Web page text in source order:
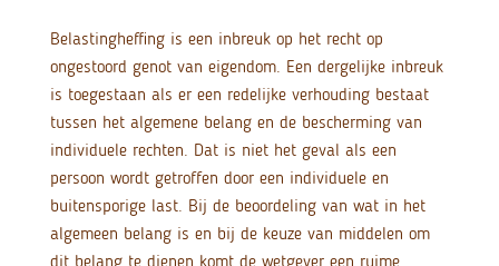
Belastingheffing is een inbreuk op het recht op
ongestoord genot van eigendom. Een dergelijke inbreuk
is toegestaan als er een redelijke verhouding bestaat
tussen het algemene belang en de bescherming van
individuele rechten. Dat is niet het geval als een
persoon wordt getroffen door een individuele en
buitensporige last. Bij de beoordeling van wat in het
algemeen belang is en bij de keuze van middelen om
dit belang te dienen komt de wetgever een ruime